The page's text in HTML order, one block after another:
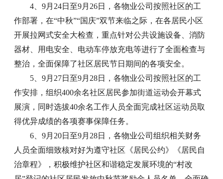
4、9月24日至9月26日，各物业公司按照社区的工
作部署，在“中秋”“国庆”双节来临之际，在各居民小区
开展拉网式安全大检查，重点针对公共设施设备、消防
器材、用电安全、电动车停放充电等进行了全面检查与
整治，全面保障了社区居民节日期间的各项安全。
5、9月27日至9月28日，各物业公司按照社区的工
作安排，组织400余名社区居民参加街道运动会开幕式
展演，同时选拔40余名工作人员全面完成社区运动员取
得优异成绩的各项赛事保障任务。
6、9月20日至9月28日，各物业公司组织相关财务
人员全面细致核对好为遵守社区《居民公约》《居民自
治章程》，积极维护社区和谐稳定发展环境的“村改